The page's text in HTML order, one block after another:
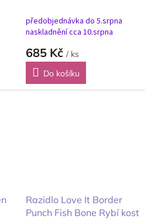
předobjednávka do 5.srpna
naskladnění cca 10.srpna
685 Kč / ks
Do košíku
Razidlo Love It Border
Punch Fish Bone Rybí kost